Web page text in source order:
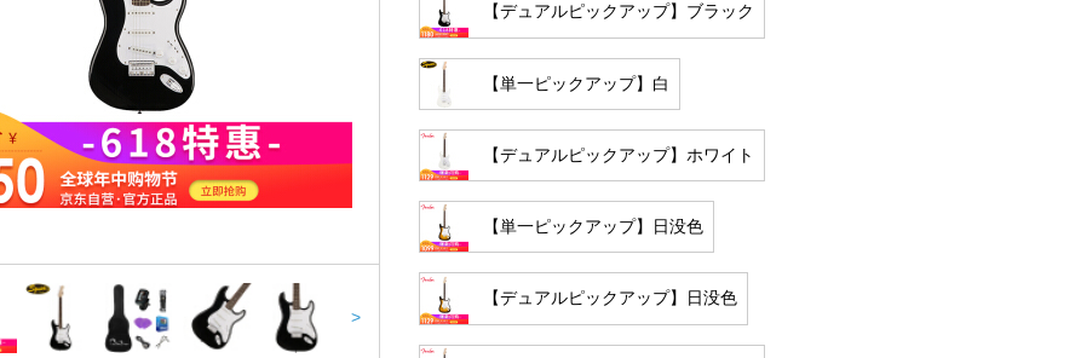
>
【デュアルピックアップ】ブラック
【単一ピックアップ】白
【デュアルピックアップ】ホワイト
【単一ピックアップ】日没色
【デュアルピックアップ】日没色